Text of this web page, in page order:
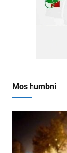
Mos humbni